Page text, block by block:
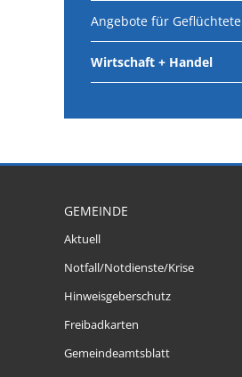
Angebote für Geflüchtete
Wirtschaft + Handel
GEMEINDE
Aktuell
Notfall/Notdienste/Krise
Hinweisgeberschutz
Freibadkarten
Gemeindeamtsblatt